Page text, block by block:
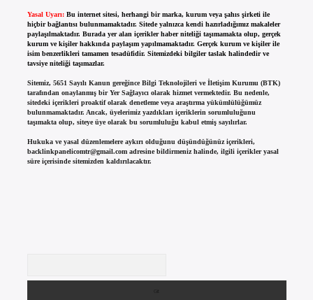
Yasal Uyarı: Bu internet sitesi, herhangi bir marka, kurum veya şahıs şirketi ile
hiçbir bağlantısı bulunmamaktadır. Sitede yalnızca kendi hazırladığımız makaleler
paylaşılmaktadır. Burada yer alan içerikler haber niteliği taşımamakta olup, gerçek
kurum ve kişiler hakkında paylaşım yapılmamaktadır. Gerçek kurum ve kişiler ile
isim benzerlikleri tamamen tesadüfidir. Sitemizdeki bilgiler taslak halindedir ve
tavsiye niteliği taşımazlar.
Sitemiz, 5651 Sayılı Kanun gereğince Bilgi Teknolojileri ve İletişim Kurumu (BTK)
tarafından onaylanmış bir Yer Sağlayıcı olarak hizmet vermektedir. Bu nedenle,
sitedeki içerikleri proaktif olarak denetleme veya araştırma yükümlülüğümüz
bulunmamaktadır. Ancak, üyelerimiz yazdıkları içeriklerin sorumluluğunu
taşımakta olup, siteye üye olarak bu sorumluluğu kabul etmiş sayılırlar.
Hukuka ve yasal düzenlemelere aykırı olduğunu düşündüğünüz içerikleri,
backlinkpanelicomtr@gmail.comadresine bildirmeniz halinde, ilgili içerikler yasal
süre içerisinde sitemizden kaldırılacaktır.